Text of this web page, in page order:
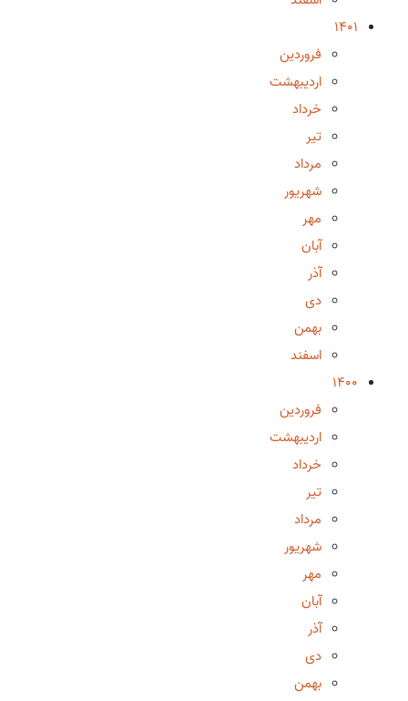
1401
فروردین
اردیبهشت
خرداد
تیر
مرداد
شهریور
مهر
آبان
آذر
دی
بهمن
اسفند
1400
فروردین
اردیبهشت
خرداد
تیر
مرداد
شهریور
مهر
آبان
آذر
دی
بهمن